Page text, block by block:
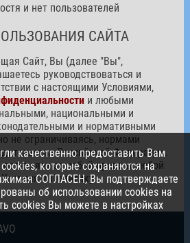
и нет пользователей
САЙТА
Сайт, Вы (далее "Вы",
руководствоваться и
с настоящими Условиями,
и любыми
национальными и
и нормативными
не ограничиваясь, нормами
Российской Федерации.
за собой право в любой
и Политику
качественно предоставить Вам
которые сохраняются на
СОГЛАСЕН, Вы подтверждаете
об использовании cookies на
cookies Вы можете в настройках